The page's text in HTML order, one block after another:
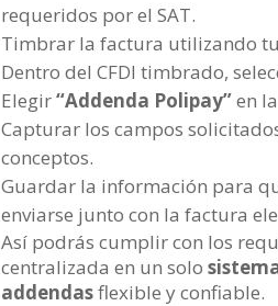
requeridos por el SAT.
Timbrar la factura utilizando
Dentro del CFDI timbrado,
Elegir“Addenda Polipay”en
Capturar los campos
conceptos.
Guardar la información para
enviarse junto con la factura
Así podrás cumplir con los
centralizada en un solo
addendasflexible y confiable.